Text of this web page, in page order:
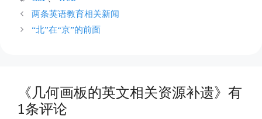
签
两条英语教育相关新闻
“北”在“京”的前面
《几何画板的英文相关资源补遗》有
1条评论